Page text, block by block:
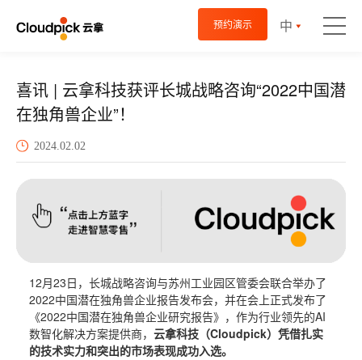
预约演示 中
喜讯 | 云拿科技获评长城战略咨询“2022中国潜
在独角兽企业”！
2024.02.02
12月23日，长城战略咨询与苏州工业园区管委会联合举办了
2022中国潜在独角兽企业报告发布会，并在会上正式发布了
《2022中国潜在独角兽企业研究报告》，作为行业领先的AI
数智化解决方案提供商， 云拿科技（Cloudpick）凭借扎实
的技术实力和突出的市场表现成功入选。